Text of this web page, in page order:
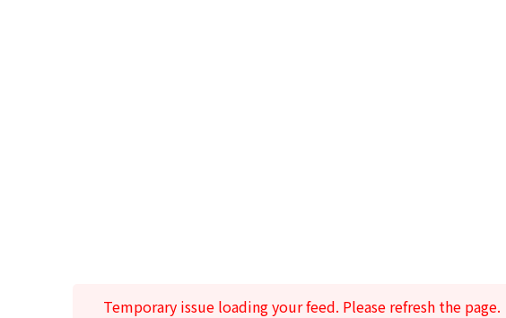
Temporary issue loading your feed. Please refresh the page.